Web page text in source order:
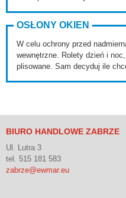
OSŁONY OKIEN
W celu ochrony przed
wewnętrzne. Rolety dzień i
plisowane. Sam decyduj ile
BIURO HANDLOWE ZABRZE
Ul. Lutra 3
tel. 515 181 583
zabrze@ewmar.eu